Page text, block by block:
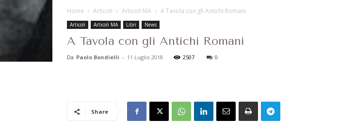
Home Articoli Articoli MA A Tavola con gli Antichi Romani
Articoli Articoli MA Libri News
A Tavola con gli Antichi Romani
Da Paolo Bondielli - 11 Luglio 2018 2507 0
Share